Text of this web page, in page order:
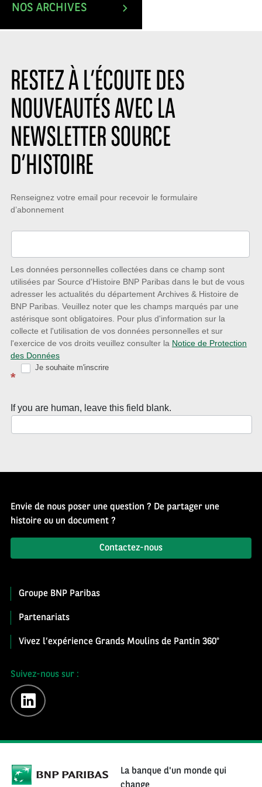
NOS ARCHIVES
RESTEZ À L’ÉCOUTE DES
NOUVEAUTÉS AVEC LA
NEWSLETTER SOURCE
D’HISTOIRE
Restez
à
l’écoute
nouveautés
avec
la
Newsletter
Source
d’Histoire
Renseignez votre email pour recevoir le formulaire
d’abonnement
Les données personnelles collectées dans ce champ sont
utilisées par Source d'Histoire BNP Paribas dans le but de vous
adresser les actualités du département Archives & Histoire de
BNP Paribas. Veuillez noter que les champs marqués par une
astérisque sont obligatoires. Pour plus d'information sur la
collecte et l'utilisation de vos données personnelles et sur
l'exercice de vos droits veuillez consulter la Notice de Protection
des Données
*
Je souhaite m'inscrire
If you are human, leave this field blank.
Envie de nous poser une question ? De partager une
histoire ou un document ?
Contactez-nous
Groupe BNP Paribas
Partenariats
Vivez l’expérience Grands Moulins de Pantin 360°
Suivez-nous sur :
linkedin
La banque d'un monde qui
change